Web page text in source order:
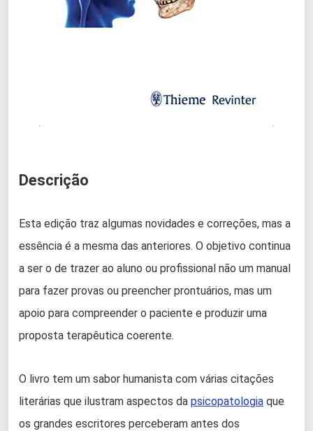
Descrição
Esta edição traz algumas novidades e correções, mas a
essência é a mesma das anteriores. O objetivo continua
a ser o de trazer ao aluno ou profissional não um manual
para fazer provas ou preencher prontuários, mas um
apoio para compreender o paciente e produzir uma
proposta terapêutica coerente.
O livro tem um sabor humanista com várias citações
literárias que ilustram aspectos da psicopatologia que
os grandes escritores perceberam antes dos